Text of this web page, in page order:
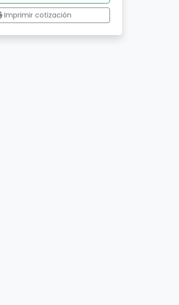
Imprimir cotización